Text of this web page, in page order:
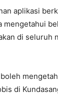
aplikasi
mengetahui
di seluruh
di